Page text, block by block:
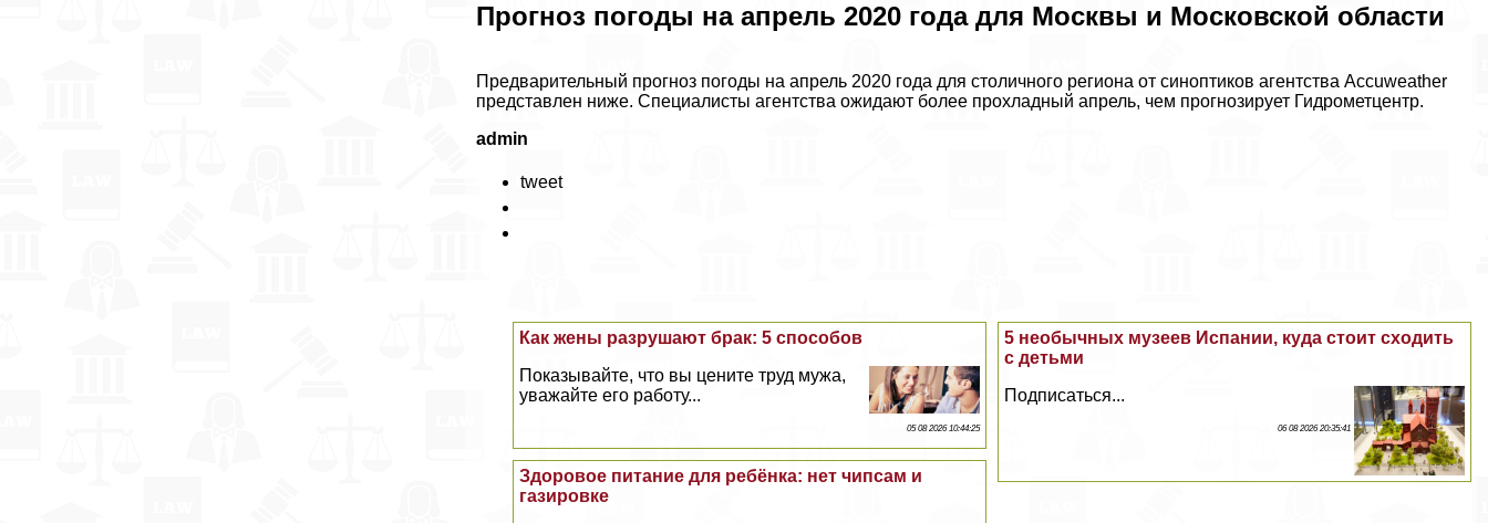
Прогноз погоды на апрель 2020 года для Москвы и Московской области
Предварительный прогноз погоды на апрель 2020 года для столичного региона от синоптиков агентства Accuweather
представлен ниже. Специалисты агентства ожидают более прохладный апрель, чем прогнозирует Гидрометцентр.
admin
tweet
5 необычных музеев Испании, куда стоит сходить
с детьми
Подписаться...
06 08 2026 20:35:41
Как жены разрушают бpaк: 5 способов
Показывайте, что вы цените труд мужа,
уважайте его работу...
05 08 2026 10:44:25
Здоровое питание для ребёнка: нет чипсам и
газировке